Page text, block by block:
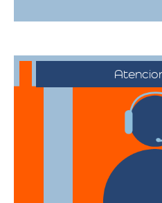
Desde el primer
finalización de la
servicio al
adaptándose a
necesidades